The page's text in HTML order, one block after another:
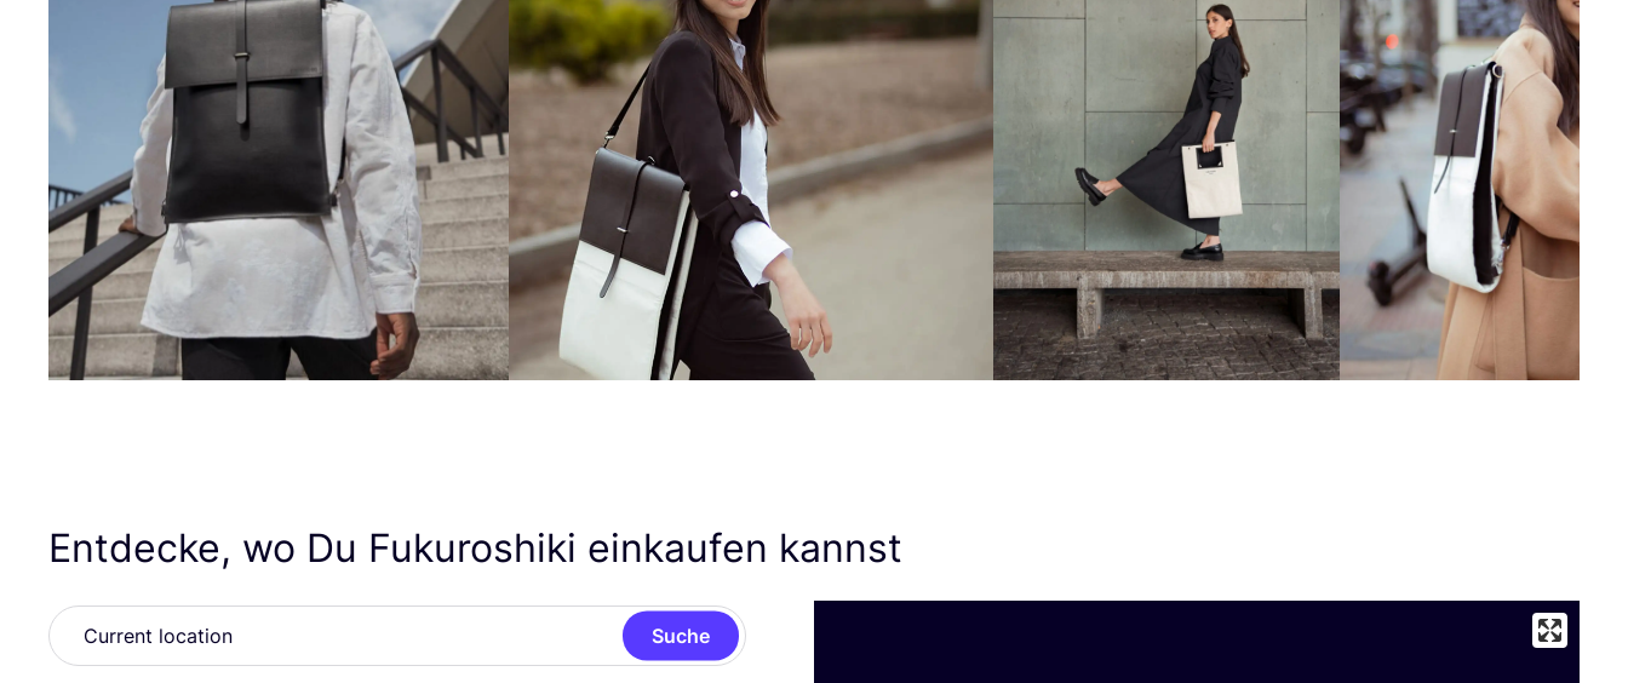
Entdecke, wo Du Fukuroshiki einkaufen kannst
Suche